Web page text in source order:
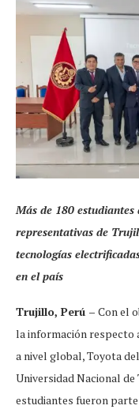
Más de 180
representativas de
tecnologías
en el país
Trujillo, Perú – Con el
la información respecto
a nivel global, Toyota
Universidad Nacional
estudiantes fueron